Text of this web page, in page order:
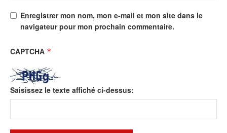
Enregistrer mon nom, mon e-mail et mon site dans le
navigateur pour mon prochain commentaire.
CAPTCHA *
Saisissez le texte affiché ci-dessus: